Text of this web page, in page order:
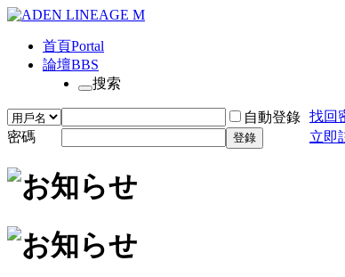
首頁Portal
論壇BBS
搜索
自動登錄 找回
密碼
登錄 立即